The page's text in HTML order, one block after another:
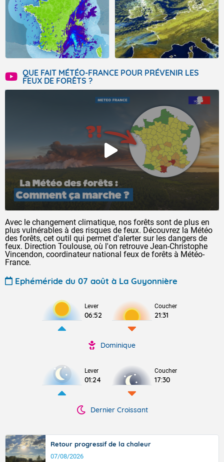
QUE FAIT MÉTÉO-FRANCE POUR PRÉVENIR LES
FEUX DE FORÊTS ?
Avec le changement climatique, nos forêts sont de plus en
plus vulnérables à des risques de feux. Découvrez la Météo
des forêts, cet outil qui permet d'alerter sur les dangers de
feux. Direction Toulouse, où l'on retrouve Jean-Christophe
Vincendon, coordinateur national feux de forêts à Météo-
France.
Ephéméride du 07 août à La Guyonnière
Lever
06:52
Coucher
21:31
Dominique
Lever
01:24
Coucher
17:30
Dernier Croissant
Retour progressif de la chaleur
07/08/2026